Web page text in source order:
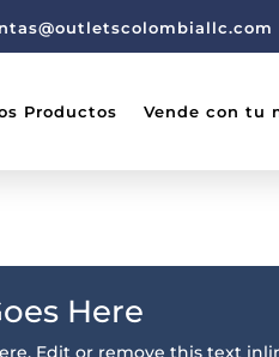
Productos Vende con tu
Here
Edit or remove this text